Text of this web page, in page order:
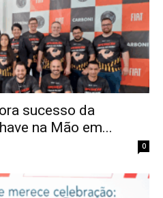
sucesso da
na Mão em...
0